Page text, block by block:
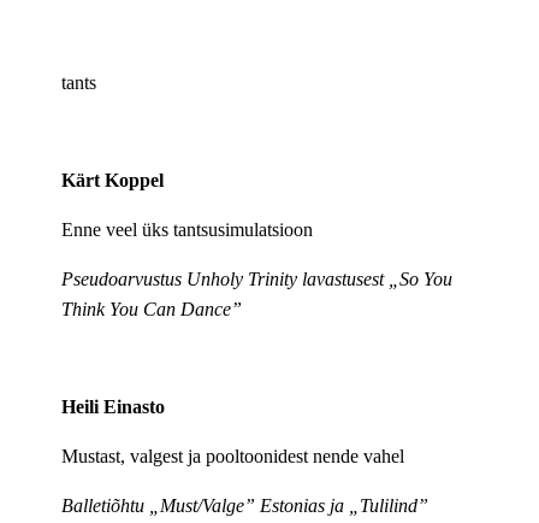
tants
Kärt Koppel
Enne veel üks tantsusimulatsioon
Pseudoarvustus Unholy Trinity lavastusest „So You
Think You Can Dance”
Heili Einasto
Mustast, valgest ja pooltoonidest nende vahel
Balletiõhtu „Must/Valge” Estonias ja „Tulilind”